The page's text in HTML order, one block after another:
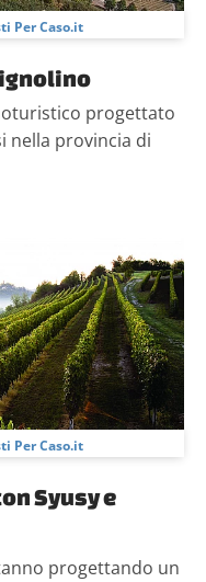
Per Caso.it
progettato
nella provincia di
Per Caso.it
Syusy e
progettando un